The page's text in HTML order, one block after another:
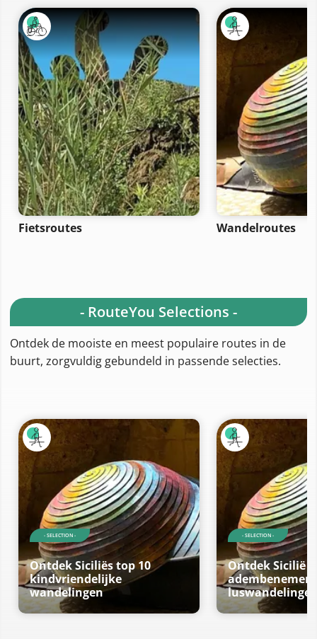
Fietsroutes Wandelroutes
- RouteYou Selections -
Ontdek de mooiste en meest populaire routes in de
buurt, zorgvuldig gebundeld in passende selecties.
- SELECTION -
Ontdek Siciliës top 10
kindvriendelijke
wandelingen
- SELECTION -
Ontdek Sicilië